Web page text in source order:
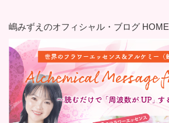
嶋みずえのオフィシャル・ブログ HOME